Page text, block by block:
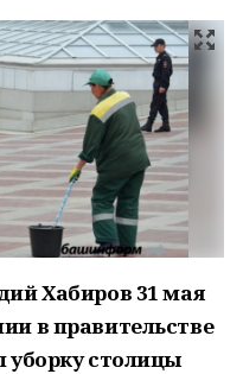
Хабиров 31 мая
в правительстве
уборку столицы